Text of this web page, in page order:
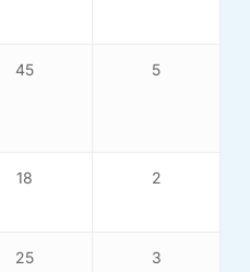
45 5
18 2
25 3